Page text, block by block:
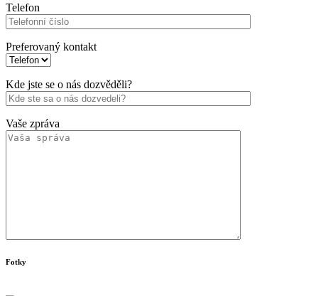
Telefon
Preferovaný kontakt
Kde jste se o nás dozvěděli?
Vaše zpráva
Fotky